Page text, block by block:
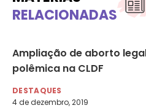
RELACIONADAS
Ampliação de aborto
polêmica na CLDF
DESTAQUES
4 de dezembro, 2019